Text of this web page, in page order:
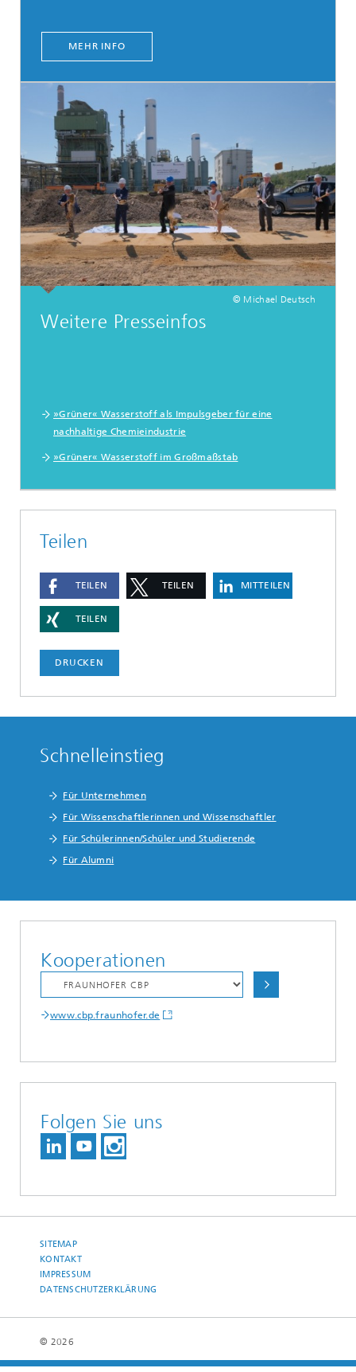
MEHR INFO
© Michael Deutsch
Weitere Presseinfos
»Grüner« Wasserstoff als Impulsgeber für eine
nachhaltige Chemieindustrie
»Grüner« Wasserstoff im Großmaßstab
Teilen
TEILEN TEILEN MITTEILEN
TEILEN
DRUCKEN
Schnelleinstieg
Für Unternehmen
Für Wissenschaftlerinnen und Wissenschaftler
Für Schülerinnen/Schüler und Studierende
Für Alumni
Kooperationen
www.cbp.fraunhofer.de
Folgen Sie uns
SITEMAP
KONTAKT
IMPRESSUM
DATENSCHUTZERKLÄRUNG
© 2026